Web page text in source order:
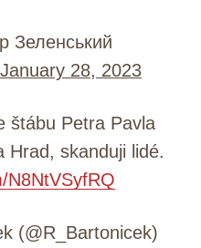
January 28, 2023
štábu Petra Pavla
Hrad, skanduji lidé.
N8NtVSyfRQ
(@R_Bartonicek)